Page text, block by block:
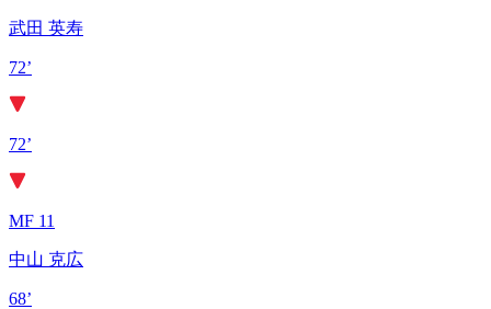
武田 英寿
72’
72’
MF 11
中山 克広
68’